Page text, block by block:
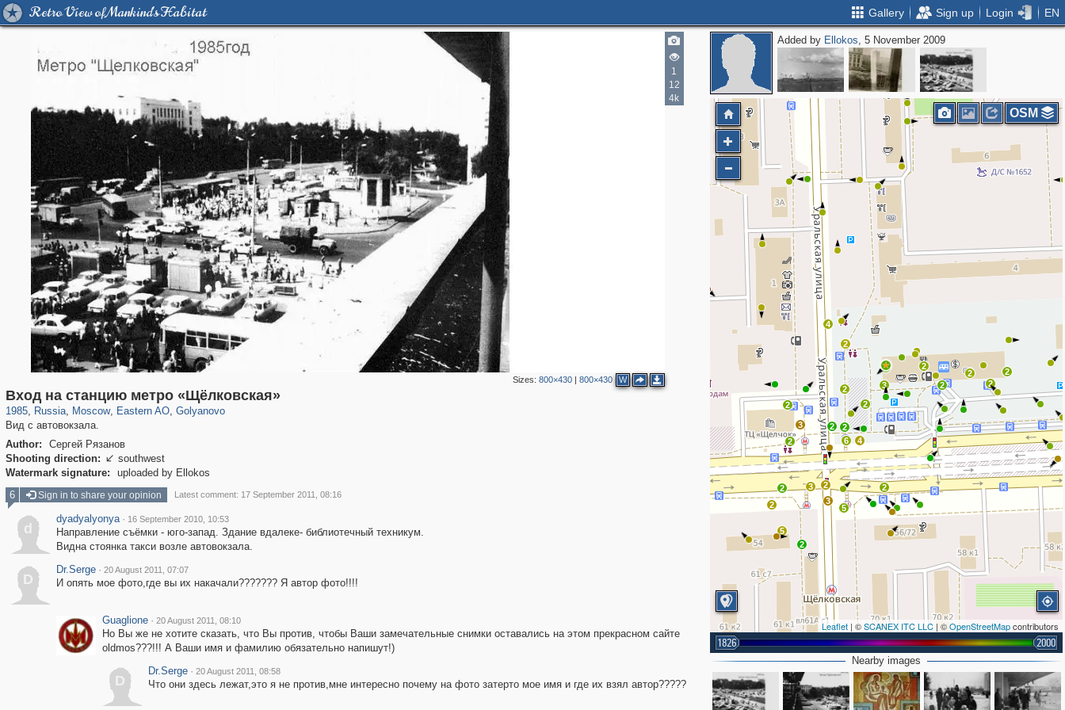
Retro View of Mankind's Habitat Gallery Sign up Login EN
1
12
4k
Sizes: 800×430| 800×430 W
Вход на станцию метро «Щёлковская»
1985, Russia
1,406,255 29,243
, Moscow
319,780 8,286
, Eastern AO
20,925 306
, Golyanovo
783 3
Вид с автовокзала.
Author:
Сергей Рязанов
Shooting direction:  southwest
Watermark signature:
uploaded by Ellokos
Added by Ellokos, 5 November 2009
2
2
2
2
2
2
4
2 2
2
3
2
2
2
6
4
2
2
3
2
2
3
3
5
2
2
5
2
Leaflet | ©SCANEX ITC LLC | ©OpenStreetMapcontributors
1826 2000
OSM
Nearby images
6 Sign in to share your opinion Latest comment: 17 September 2011, 08:16
d
dyadyalyonya · 16 September 2010, 10:53
Направление съёмки - юго-запад. Здание вдалеке- библиотечный техникум.
Видна стоянка такси возле автовокзала.
D
Dr.Serge · 20 August 2011, 07:07
И опять мое фото,где вы их накачали??????? Я автор фото!!!!
Guaglione · 20 August 2011, 08:10
Но Вы же не хотите сказать, что Вы против, чтобы Ваши замечательные снимки оставались на этом прекрасном сайте
oldmos???!!! А Ваши имя и фамилию обязательно напишут!)
D
Dr.Serge · 20 August 2011, 08:58
Что они здесь лежат,это я не против,мне интересно почему на фото затерто мое имя и где их взял автор?????